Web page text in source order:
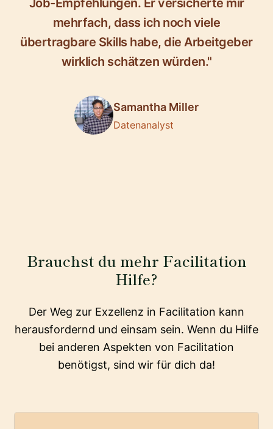
Job-Empfehlungen. Er versicherte mir
mehrfach, dass ich noch viele
übertragbare Skills habe, die Arbeitgeber
wirklich schätzen würden."
Samantha Miller
Datenanalyst
Brauchst du mehr Facilitation
Hilfe?
Der Weg zur Exzellenz in Facilitation kann
herausfordernd und einsam sein. Wenn du Hilfe
bei anderen Aspekten von Facilitation
benötigst, sind wir für dich da!